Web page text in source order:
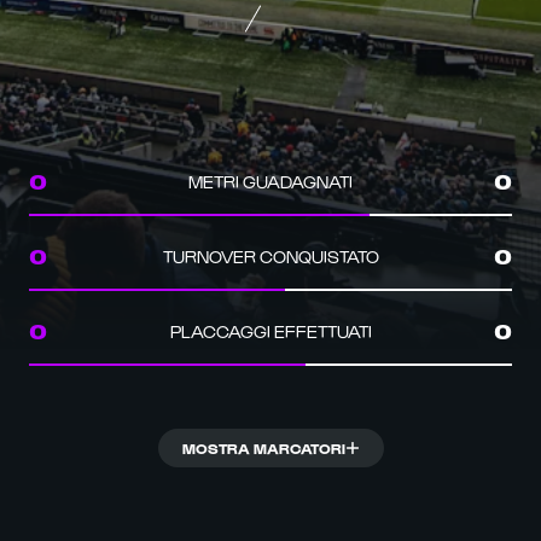
0 METRI GUADAGNATI 0
0 TURNOVER CONQUISTATO 0
0 PLACCAGGI EFFETTUATI 0
MOSTRA MARCATORI